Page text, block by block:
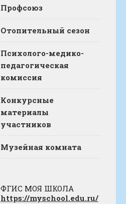
Профсоюз
Отопительный сезон
Психолого-медико-
педагогическая
комиссия
Конкурсные
материалы
участников
Музейная комната
ФГИС МОЯ ШКОЛА
https://myschool.edu.ru/